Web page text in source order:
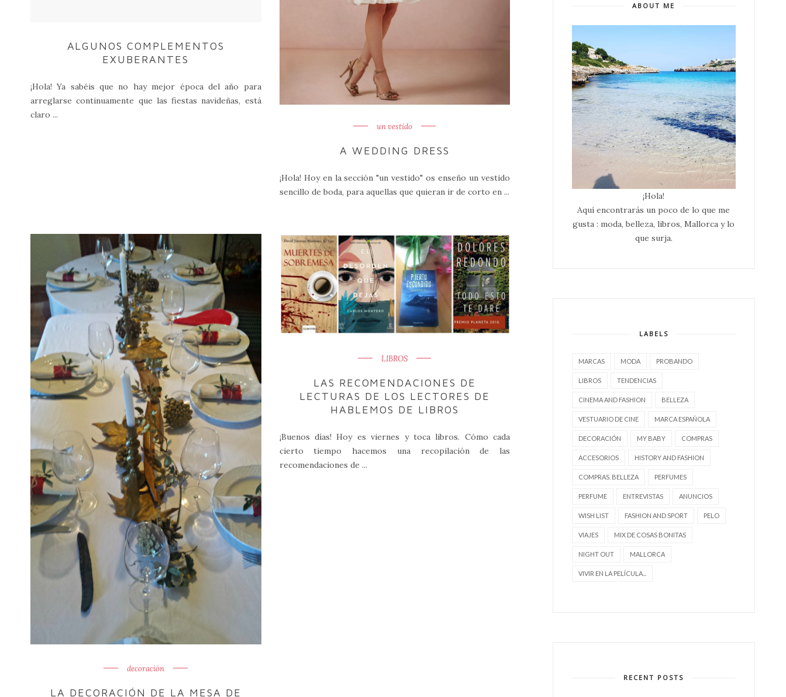
ALGUNOS COMPLEMENTOS
EXUBERANTES
¡Hola! Ya sabéis que no hay mejor época del año para
arreglarse continuamente que las fiestas navideñas, está
claro ...
un vestido
A WEDDING DRESS
¡Hola! Hoy en la sección "un vestido" os enseño un vestido
sencillo de boda, para aquellas que quieran ir de corto en ...
decoración
LA DECORACIÓN DE LA MESA DE
LIBROS
LAS RECOMENDACIONES DE
LECTURAS DE LOS LECTORES DE
HABLEMOS DE LIBROS
¡Buenos días! Hoy es viernes y toca libros. Cómo cada
cierto tiempo hacemos una recopilación de las
recomendaciones de ...
ABOUT ME
¡Hola!
Aquí encontrarás un poco de lo que me
gusta : moda, belleza, libros, Mallorca y lo
que surja.
LABELS
MARCAS MODA PROBANDO
LIBROS TENDENCIAS
CINEMA AND FASHION BELLEZA
VESTUARIO DE CINE MARCA ESPAÑOLA
DECORACIÓN MY BABY COMPRAS
ACCESORIOS HISTORY AND FASHION
COMPRAS. BELLEZA PERFUMES
PERFUME ENTREVISTAS ANUNCIOS
WISH LIST FASHION AND SPORT PELO
VIAJES MIX DE COSAS BONITAS
NIGHT OUT MALLORCA
VIVIR EN LA PELÍCULA...
RECENT POSTS